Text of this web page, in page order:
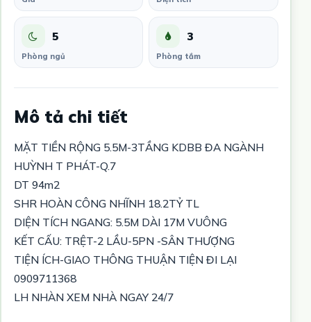
5
Phòng ngủ
3
Phòng tắm
Mô tả chi tiết
MẶT TIỀN RỘNG 5.5M-3TẦNG KDBB ĐA NGÀNH
HUỲNH T PHÁT-Q.7
DT 94m2
SHR HOÀN CÔNG NHĨNH 18.2TỶ TL
DIỆN TÍCH NGANG: 5.5M DÀI 17M VUÔNG
KẾT CẤU: TRỆT-2 LẦU-5PN -SÂN THƯỢNG
TIỆN ÍCH-GIAO THÔNG THUẬN TIỆN ĐI LẠI
0909711368
LH NHÀN XEM NHÀ NGAY 24/7